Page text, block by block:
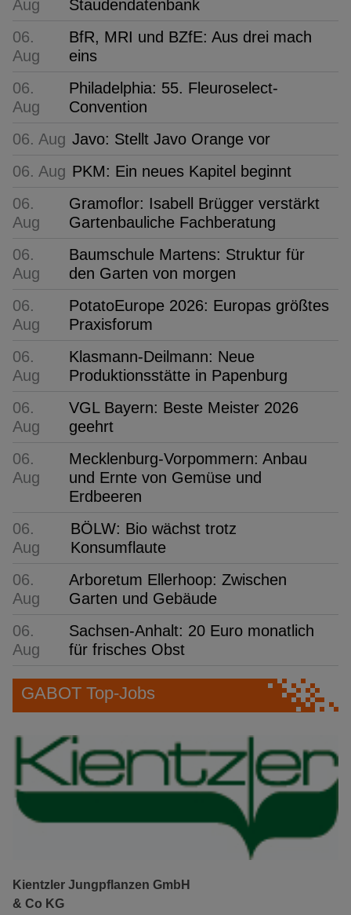
Aug
Staudendatenbank
06.
Aug
BfR, MRI und BZfE: Aus drei mach
eins
06.
Aug
Philadelphia: 55. Fleuroselect-
Convention
06. Aug Javo: Stellt Javo Orange vor
06. Aug PKM: Ein neues Kapitel beginnt
06.
Aug
Gramoflor: Isabell Brügger verstärkt
Gartenbauliche Fachberatung
06.
Aug
Baumschule Martens: Struktur für
den Garten von morgen
06.
Aug
PotatoEurope 2026: Europas größtes
Praxisforum
06.
Aug
Klasmann-Deilmann: Neue
Produktionsstätte in Papenburg
06.
Aug
VGL Bayern: Beste Meister 2026
geehrt
06.
Aug
Mecklenburg-Vorpommern: Anbau
und Ernte von Gemüse und
Erdbeeren
06.
Aug
BÖLW: Bio wächst trotz
Konsumflaute
06.
Aug
Arboretum Ellerhoop: Zwischen
Garten und Gebäude
06.
Aug
Sachsen-Anhalt: 20 Euro monatlich
für frisches Obst
GABOT Top-Jobs
Kientzler Jungpflanzen GmbH
& Co KG